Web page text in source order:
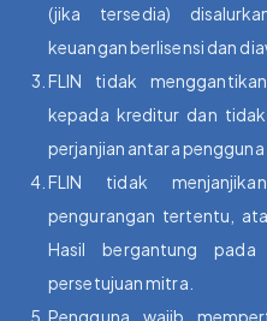
(jika tersedia)
keuangan berlisensi dan
FLIN tidak
kepada kreditur dan
perjanjian antara pengguna
FLIN tidak
pengurangan tertentu,
Hasil bergantung
persetujuan mitra.
Pengguna wajib